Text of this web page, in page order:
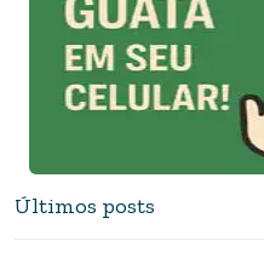
Últimos posts